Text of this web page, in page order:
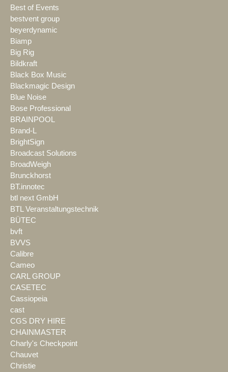
Best of Events
bestvent group
beyerdynamic
Biamp
Big Rig
Bildkraft
Black Box Music
Blackmagic Design
Blue Noise
Bose Professional
BRAINPOOL
Brand-L
BrightSign
Broadcast Solutions
BroadWeigh
Brunckhorst
BT.innotec
btl next GmbH
BTL Veranstaltungstechnik
BÜTEC
bvft
BVVS
Calibre
Cameo
CARL GROUP
CASETEC
Cassiopeia
cast
CGS DRY HIRE
CHAINMASTER
Charly's Checkpoint
Chauvet
Christie